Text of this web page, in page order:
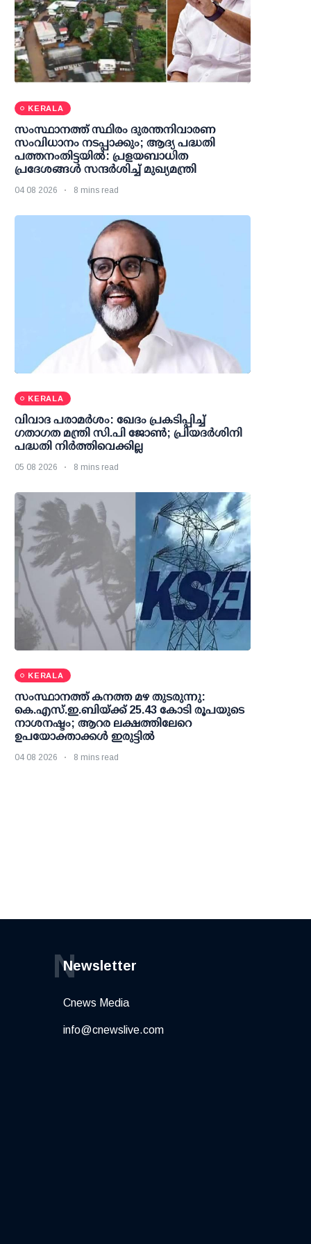
KERALA
സംസ്ഥാനത്ത് സ്ഥിരം ദുരന്തനിവാരണ
സംവിധാനം നടപ്പാക്കും; ആദ്യ പദ്ധതി
പത്തനംതിട്ടയില്‍: പ്രളയബാധിത
പ്രദേശങ്ങള്‍ സന്ദര്‍ശിച്ച് മുഖ്യമന്ത്രി
04 08 2026 8 mins read
KERALA
വിവാദ പരാമര്‍ശം: ഖേദം പ്രകടിപ്പിച്ച്
ഗതാഗത മന്ത്രി സി.പി ജോണ്‍; പ്രിയദര്‍ശിനി
പദ്ധതി നിര്‍ത്തിവെക്കില്ല
05 08 2026 8 mins read
KERALA
സംസ്ഥാനത്ത് കനത്ത മഴ തുടരുന്നു:
കെ.എസ്.ഇ.ബിയ്ക്ക് 25.43 കോടി രൂപയുടെ
നാശനഷ്ടം; ആറര ലക്ഷത്തിലേറെ
ഉപയോക്താക്കള്‍ ഇരുട്ടില്‍
04 08 2026 8 mins read
Newsletter
N
Cnews Media
info@cnewslive.com